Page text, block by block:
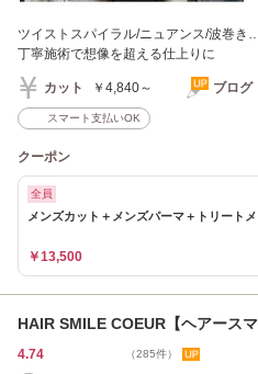
ツイストスパイラル/ニュアンス/波巻
丁寧施術で想像を超える仕上りに
カット ￥4,840～ ブログ
スマート支払いOK
クーポン
全員
メンズカット＋メンズパーマ＋トリート
￥13,500
HAIR SMILE COEUR【ヘアースマ
4.74 （285件）